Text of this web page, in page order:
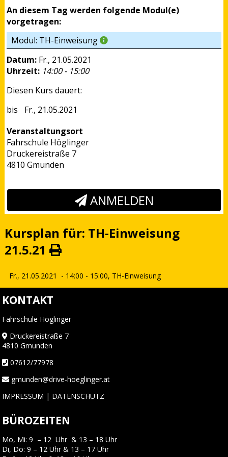
An diesem Tag werden folgende Modul(e)
vorgetragen:
Modul: TH-Einweisung
Datum: Fr., 21.05.2021
Uhrzeit: 14:00 - 15:00
Diesen Kurs dauert:
Fr., 21.05.2021
Veranstaltungsort
Fahrschule Höglinger
Druckereistraße 7
4810 Gmunden
ANMELDEN
Kursplan für: TH-Einweisung
21.5.21
Fr., 21.05.2021 - 14:00 - 15:00, TH-Einweisung
KONTAKT
Fahrschule Höglinger
Druckereistraße 7
4810 Gmunden
07612/77978
gmunden@drive-hoeglinger.at
IMPRESSUM | DATENSCHUTZ
BÜROZEITEN
Mo, Mi: 9 – 12 Uhr & 13 – 18 Uhr
Di, Do: 9 – 12 Uhr & 13 – 17 Uhr